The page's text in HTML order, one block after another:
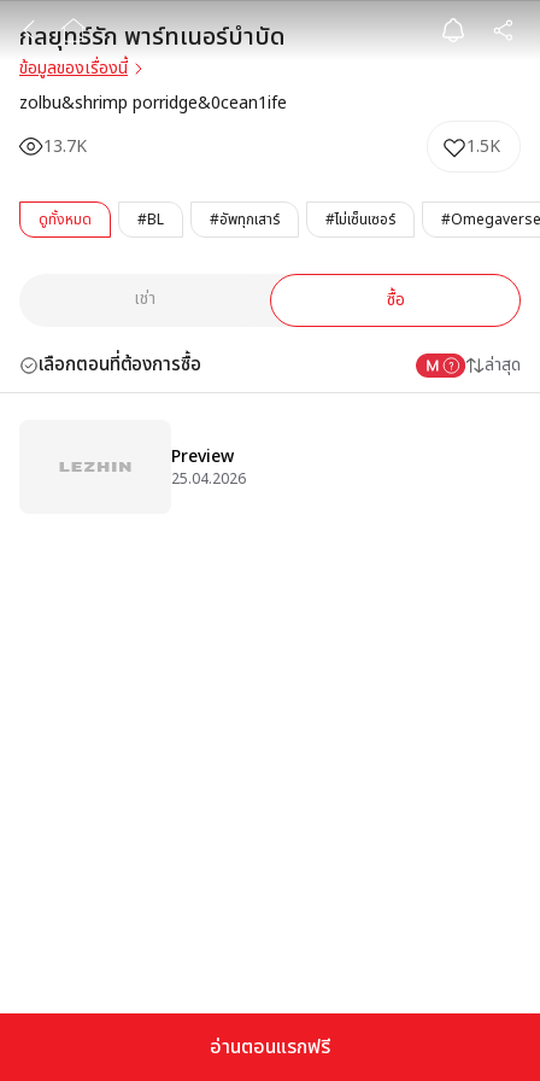
กลยุทธ์รัก พาร์ท
กลยุทธ์รัก พาร์ทเนอร์บำบัด
ข้อมูลของเรื่องนี้
zolbu&shrimp porridge&0cean1ife
13.7K
1.5K
ดูทั้งหมด #BL #อัพทุกเสาร์ #ไม่เซ็นเซอร์ #Omegaverse
เช่า ซื้อ
เลือกตอนที่ต้องการซื้อ ล่าสุด
Preview
25.04.2026
อ่านตอนแรกฟรี